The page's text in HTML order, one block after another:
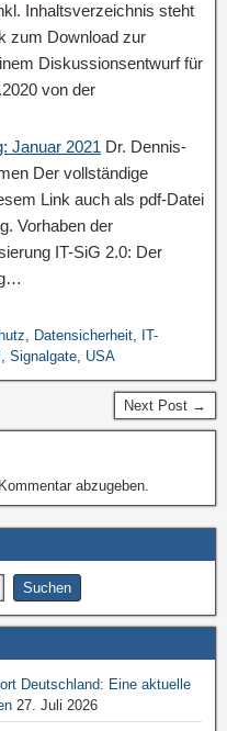
Inhaltsverzeichnis steht
zum Download zur
Diskussionsentwurf für
von der
Januar 2021 Dr. Dennis-
Der vollständige
Link auch als pdf-Datei
Vorhaben der
IT-SiG 2.0: Der
, Datensicherheit, IT-
, Signalgate, USA
Next Post →
abzugeben.
Deutschland: Eine aktuelle
27. Juli 2026